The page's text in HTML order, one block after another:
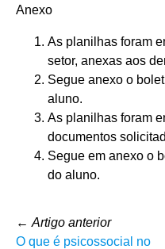
Anexo
As planilhas foram
setor, anexas aos
Segue anexo o
aluno.
As planilhas foram
documentos
Segue em anexo o
do aluno.
← Artigo anterior
O que é psicossocial no